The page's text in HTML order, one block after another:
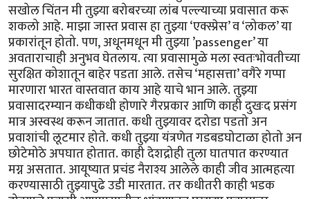
सखोल चिंतन मी तुझ्या बरोबरच्या लांब पल्ल्याच्या प्रवासात करू
शकलो आहे. माझा जास्त प्रवास हा तुझ्या ‘एक्स्प्रेस’ व ‘लोकल’ या
प्रकारांतून होतो. पण, अधूनमधून मी तुझ्या ’passenger’ या
अवताराचाही अनुभव घेतलाय. त्या प्रवासामुळे मला स्वतःभोवतीच्या
सुरक्षित कोशातून बाहेर पडता आले. तसेच ‘महासत्ता’ वगैरे गप्पा
मारणारा भारत वास्तवात काय आहे याचे भान आले. तुझ्या
प्रवासादरम्यान कधीकधी होणारे गैरप्रकार आणि काही दुखःद प्रसंग
मात्र अस्वस्थ करून जातात. कधी तुझ्यावर दरोडा पडतो अन
प्रवाशांची लूटमार होते. कधी तुझ्या यंत्रणेत गडबडघोटाळा होतो अन
छोटेमोठे अपघात होतात. काही देशद्रोही तुला घातपात करण्यात
मग्न असतात. आयूष्यात प्रचंड नैराश्य आलेले काही जीव आत्महत्या
करण्यासाठी तुझ्यापुढे उडी मारतात. तर कधीतरी काही भडक